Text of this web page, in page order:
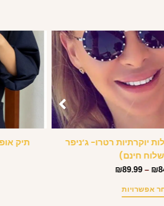
יוקרתיות רטרו- ג’ניפר
חינם)
₪
–
₪89.99
אפשרויות
תיק